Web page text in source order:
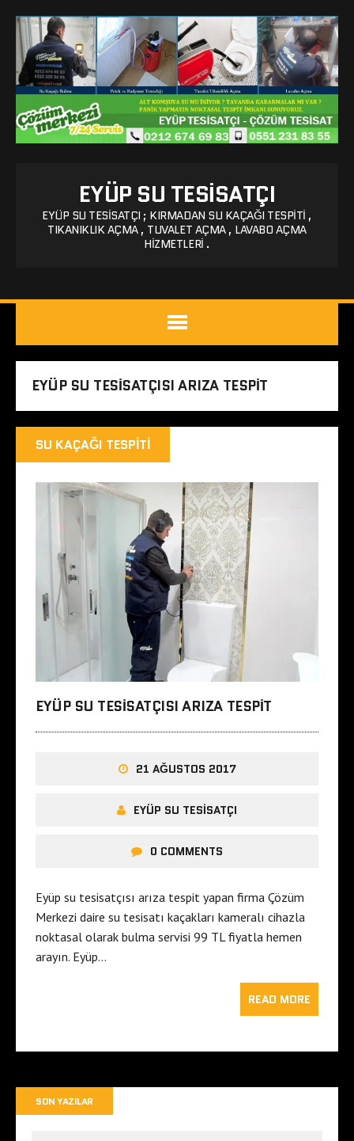
EYÜP SU TESISATÇI
EYÜP SU TESISATÇI ; KIRMADAN SU KAÇAĞI TESPITI ,
TIKANIKLIK AÇMA , TUVALET AÇMA , LAVABO AÇMA
HIZMETLERI .
EYÜP SU TESISATÇISI ARIZA TESPIT
SU KAÇAĞI TESPITI
EYÜP SU TESISATÇISI ARIZA TESPIT
21 AĞUSTOS 2017
EYÜP SU TESISATÇI
0 COMMENTS
Eyüp su tesisatçısı arıza tespit yapan firma Çözüm
Merkezi daire su tesisatı kaçakları kameralı cihazla
noktasal olarak bulma servisi 99 TL fiyatla hemen
arayın. Eyüp…
READ MORE
SON YAZILAR